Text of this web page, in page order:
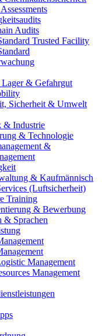
Audits
Trusted Facility
Lager & Gefahrgut
Sicherheit & Umwelt
& Industrie
& Technologie
&
& Kaufmännisch
(Luftsicherheit)
Training
& Bewerbung
& Sprachen
Management
Management